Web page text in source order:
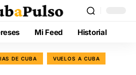
Mi Feed Historial
DE CUBA VUELOS A CUBA